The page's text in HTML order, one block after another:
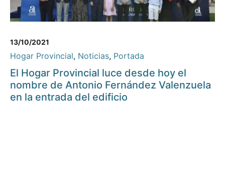
13/10/2021
Hogar Provincial, Noticias, Portada
El Hogar Provincial luce desde hoy el
nombre de Antonio Fernández Valenzuela
en la entrada del edificio